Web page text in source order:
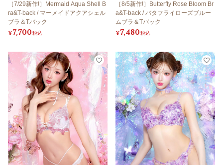
［7/29新作!］Mermaid Aqua Shell B
ra&T-back / マーメイドアクアシェル
ブラ＆Tバック
¥7,700税込
［8/5新作!］Butterfly Rose Bloom Br
a&T-back / バタフライローズブルー
ムブラ＆Tバック
¥7,480税込